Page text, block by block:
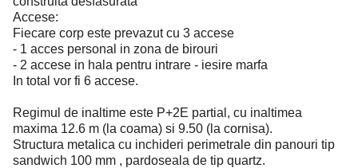
Accese:
Fiecare corp este prevazut cu 3 accese
- 1 acces personal in zona de birouri
- 2 accese in hala pentru intrare - iesire marfa
In total vor fi 6 accese.
Regimul de inaltime este P+2E partial, cu inaltimea
maxima 12.6 m (la coama) si 9.50 (la cornisa).
Structura metalica cu inchideri perimetrale din panouri tip
sandwich 100 mm , pardoseala de tip quartz.